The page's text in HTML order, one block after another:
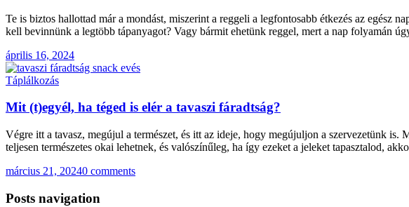
Te is biztos hallottad már a mondást, miszerint a reggeli a legfontosabb étkezés az
kell bevinnünk a legtöbb tápanyagot? Vagy bármit ehetünk reggel, mert a nap folyamán
április 16, 2024
Táplálkozás
Mit (t)egyél, ha téged is elér a tavaszi fáradtság?
Végre itt a tavasz, megújul a természet, és itt az ideje, hogy megújuljon a szervezetünk
teljesen természetes okai lehetnek, és valószínűleg, ha így ezeket a jeleket tapasztalod,
március 21, 20240 comments
Posts navigation